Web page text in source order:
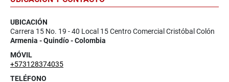
UBICACIÓN
Carrera 15 No. 19 - 40 Local 15 Centro Comercial Cristóbal Colón
Armenia - Quindío - Colombia
MÓVIL
+573128374035